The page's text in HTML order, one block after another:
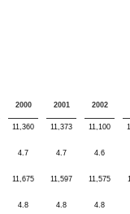
2000 2001 2002
11,360 11,373 11,100
4.7 4.7 4.6
11,675 11,597 11,575
4.8 4.8 4.8